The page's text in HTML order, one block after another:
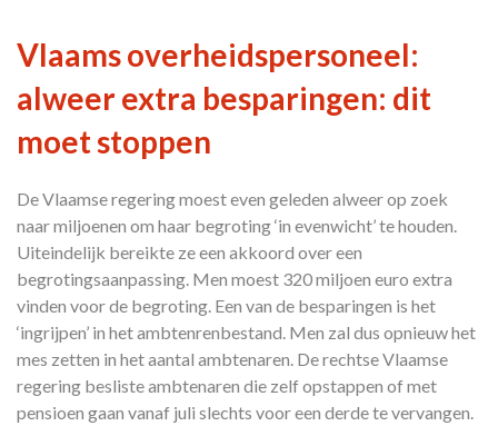
Vlaams overheidspersoneel:
alweer extra besparingen: dit
moet stoppen
De Vlaamse regering moest even geleden alweer op zoek
naar miljoenen om haar begroting ‘in evenwicht’ te houden.
Uiteindelijk bereikte ze een akkoord over een
begrotingsaanpassing. Men moest 320 miljoen euro extra
vinden voor de begroting. Een van de besparingen is het
‘ingrijpen’ in het ambtenrenbestand. Men zal dus opnieuw het
mes zetten in het aantal ambtenaren. De rechtse Vlaamse
regering besliste ambtenaren die zelf opstappen of met
pensioen gaan vanaf juli slechts voor een derde te vervangen.